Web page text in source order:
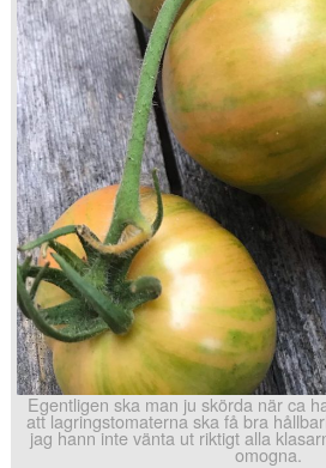
Egentligen ska man ju skörda när ca
att lagringstomaterna ska få bra
jag hann inte vänta ut riktigt alla
omogna.